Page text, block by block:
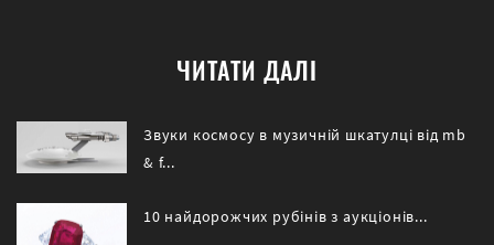
ЧИТАТИ ДАЛІ
Звуки космосу в музичній шкатулці від mb
& f...
10 найдорожчих рубінів з аукціонів...